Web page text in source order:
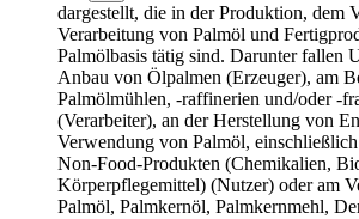
dargestellt, die in der Produktion, dem
Verarbeitung von Palmöl und
Palmölbasis tätig sind. Darunter fallen
Anbau von Ölpalmen (Erzeuger), am
Palmölmühlen, -raffinerien und/oder -
(Verarbeiter), an der Herstellung von
Verwendung von Palmöl,
Non-Food-Produkten (Chemikalien,
Körperpflegemittel) (Nutzer) oder am
Palmöl, Palmkernöl, Palmkernmehl,